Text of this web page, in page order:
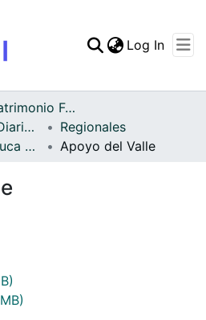
Statistics
Log In
Archivo del Patrimonio Fotográfico y Fílmico del Valle del Cauca
Fondo Fotográfico Diario Occidente
Regionales
FFDO - Valle del Cauca - Patrimonial
Apoyo del Valle